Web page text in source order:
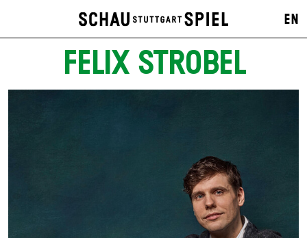
EN
FELIX STROBEL